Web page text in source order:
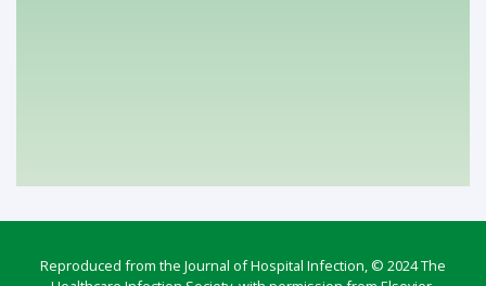
Reproduced from the Journal of Hospital Infection, © 2024 The